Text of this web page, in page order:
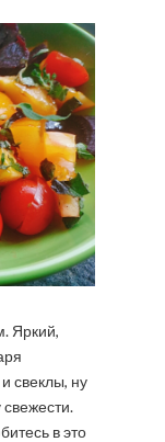
Яркий,
свеклы, ну
в это